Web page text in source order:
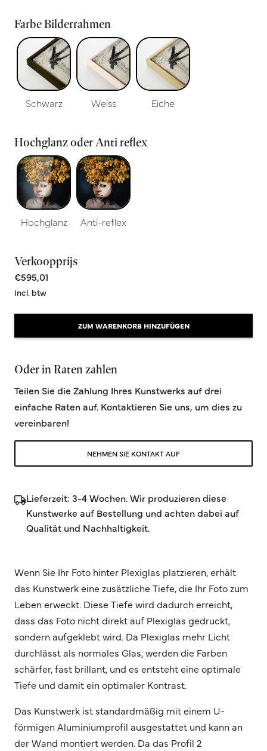
Farbe Bilderrahmen
Schwarz Weiss Eiche
Hochglanz oder Anti reflex
Hochglanz Anti-reflex
Verkoopprijs
€595,01
Incl. btw
ZUM WARENKORB HINZUFÜGEN
Oder in Raten zahlen
Teilen Sie die Zahlung Ihres Kunstwerks auf drei
einfache Raten auf. Kontaktieren Sie uns, um dies zu
vereinbaren!
NEHMEN SIE KONTAKT AUF
Lieferzeit: 3-4 Wochen. Wir produzieren diese
Kunstwerke auf Bestellung und achten dabei auf
Qualität und Nachhaltigkeit.
Wenn Sie Ihr Foto hinter Plexiglas platzieren, erhält
das Kunstwerk eine zusätzliche Tiefe, die Ihr Foto zum
Leben erweckt. Diese Tiefe wird dadurch erreicht,
dass das Foto nicht direkt auf Plexiglas gedruckt,
sondern aufgeklebt wird. Da Plexiglas mehr Licht
durchlässt als normales Glas, werden die Farben
schärfer, fast brillant, und es entsteht eine optimale
Tiefe und damit ein optimaler Kontrast.
Das Kunstwerk ist standardmäßig mit einem U-
förmigen Aluminiumprofil ausgestattet und kann an
der Wand montiert werden. Da das Profil 2